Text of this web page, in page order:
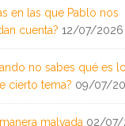
en las que Pablo nos
cuenta? 12/07/2026
no sabes qué es
cierto tema? 09/07/
malvada 02/07/